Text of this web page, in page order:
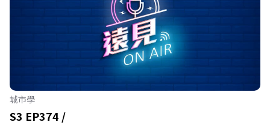
城市學
S3 EP374 /